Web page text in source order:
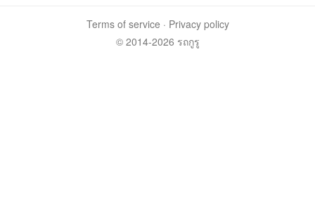
Terms of service · Privacy policy
© 2014-2026 รถกูรู